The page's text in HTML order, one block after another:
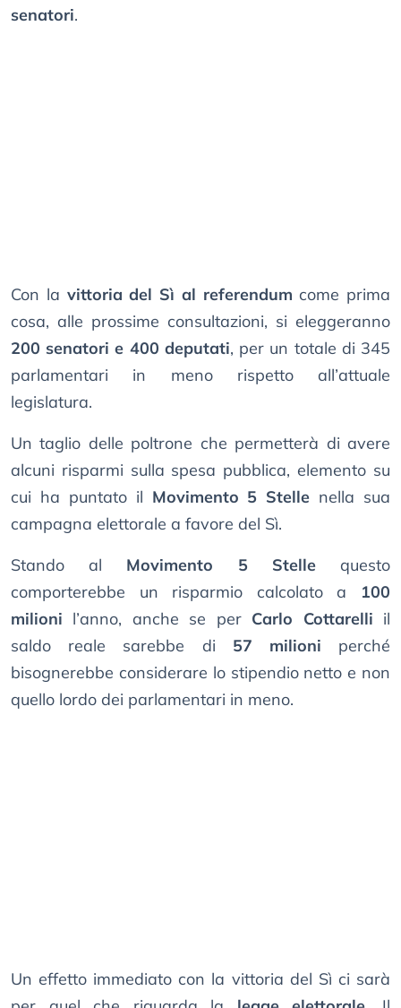
senatori.
Con la vittoria del Sì al referendum come prima
cosa, alle prossime consultazioni, si eleggeranno
200 senatori e 400 deputati, per un totale di 345
parlamentari in meno rispetto all’attuale
legislatura.
Un taglio delle poltrone che permetterà di avere
alcuni risparmi sulla spesa pubblica, elemento su
cui ha puntato il Movimento 5 Stelle nella sua
campagna elettorale a favore del Sì.
Stando al Movimento 5 Stellequesto
comporterebbe un risparmio calcolato a 100
milioni l’anno, anche se per Carlo Cottarelli il
saldo reale sarebbe di 57 milioni perché
bisognerebbe considerare lo stipendio netto e non
quello lordo dei parlamentari in meno.
Un effetto immediato con la vittoria del Sì ci sarà